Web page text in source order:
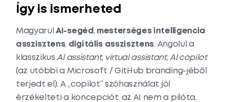
Így is ismerheted
MagyarulAI-segéd , mesterséges intelligencia
asszisztens, digitális asszisztens. Angolul a
klasszikus AI assistant, virtual assistant, AI copilot
(az utóbbi a Microsoft / GitHub branding-jéből
terjedt el). A „copilot” szóhasználat jól
érzékelteti a koncepciót: az AI nem a pilóta,